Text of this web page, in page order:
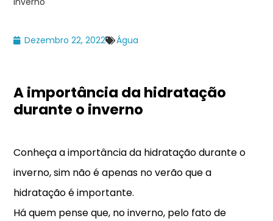
Dezembro 22, 2022 Água
A importância da hidratação
durante o inverno
Conheça a importância da hidratação durante o
inverno, sim não é apenas no verão que a
hidratação é importante.
Há quem pense que, no inverno, pelo fato de